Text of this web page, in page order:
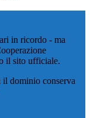
in ricordo - ma
il sito ufficiale.
il dominio conserva